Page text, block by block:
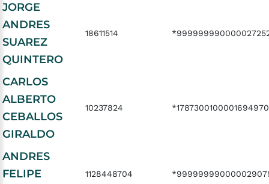
JORGE
ANDRES
SUAREZ
QUINTERO
18611514
CARLOS
ALBERTO
CEBALLOS
GIRALDO
10237824
ANDRES
FELIPE
1128448704